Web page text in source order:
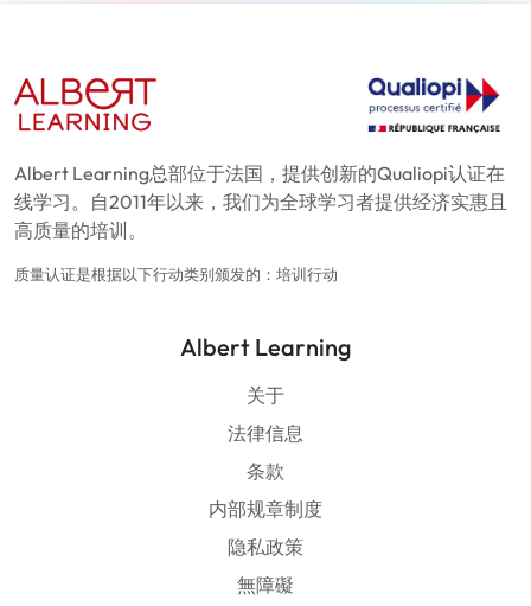
Albert Learning总部位于法国，提供创新的Qualiopi认证在
线学习。自2011年以来，我们为全球学习者提供经济实惠且
高质量的培训。
质量认证是根据以下行动类别颁发的：培训行动
Albert Learning
关于
法律信息
条款
内部规章制度
隐私政策
無障礙